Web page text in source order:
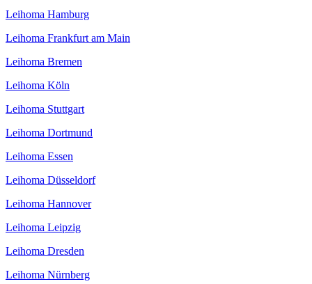
Leihoma Hamburg
Leihoma Frankfurt am Main
Leihoma Bremen
Leihoma Köln
Leihoma Stuttgart
Leihoma Dortmund
Leihoma Essen
Leihoma Düsseldorf
Leihoma Hannover
Leihoma Leipzig
Leihoma Dresden
Leihoma Nürnberg